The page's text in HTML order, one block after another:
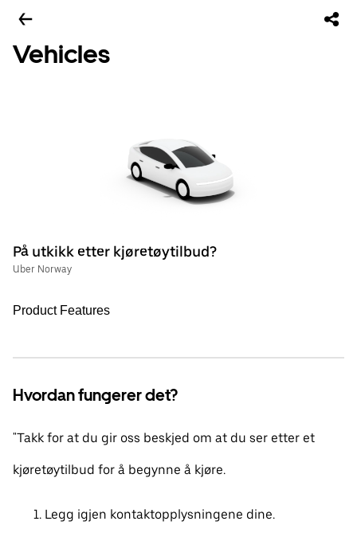
Vehicles
På utkikk etter kjøretøytilbud?
Uber Norway
Product Features
Hvordan fungerer det?
"Takk for at du gir oss beskjed om at du ser etter et
kjøretøytilbud for å begynne å kjøre.
Legg igjen kontaktopplysningene dine.